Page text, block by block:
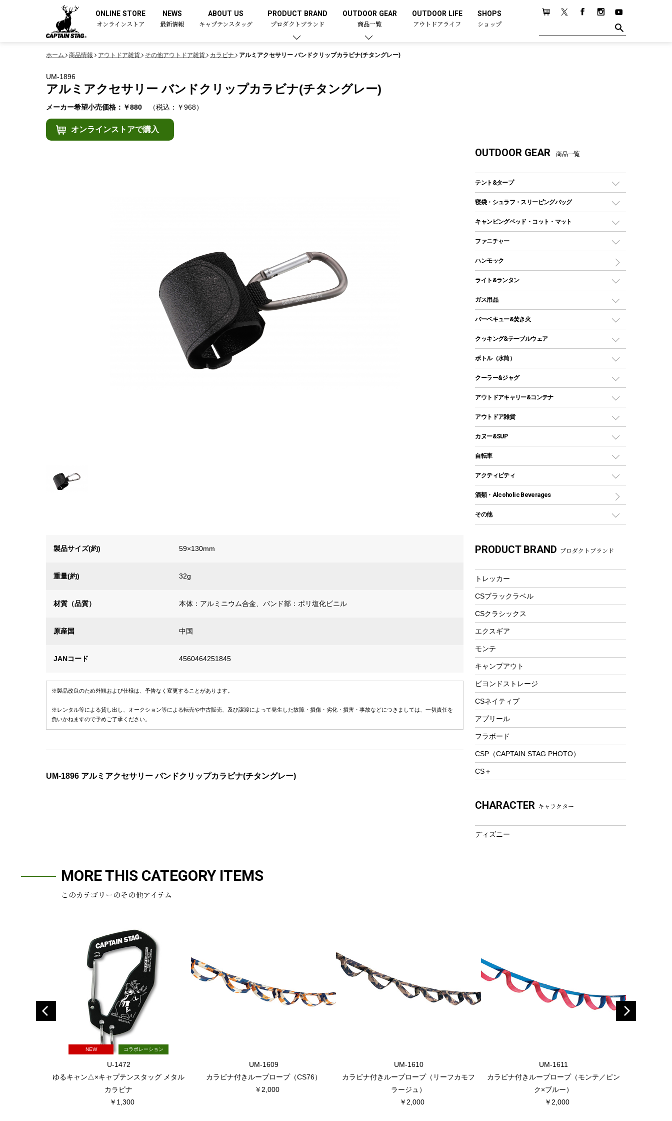
ONLINE STORE
オンラインストア
NEWS
最新情報
ABOUT US
キャプテンスタッグ
PRODUCT BRAND
プロダクトブランド
OUTDOOR GEAR
商品一覧
OUTDOOR LIFE
アウトドアライフ
SHOPS
ショップ
ホーム 商品情報 アウトドア雑貨 その他アウトドア雑貨 カラビナ アルミアクセサリー バンドクリップカラビナ(チタングレー)
UM-1896
アルミアクセサリー バンドクリップカラビナ(チタングレー)
メーカー希望小売価格：￥880 （税込：￥968）
オンラインストアで購入
製品サイズ(約) 59×130mm
重量(約) 32g
材質（品質） 本体：アルミニウム合金、バンド部：ポリ塩化ビニル
原産国 中国
JANコード 4560464251845
※製品改良のため外観および仕様は、予告なく変更することがあります。
※レンタル等による貸し出し、オークション等による転売や中古販売、及び譲渡によって発生した故障・損傷・劣化・損害・事故などにつきましては、一切責任を
負いかねますので予めご了承ください。
UM-1896 アルミアクセサリー バンドクリップカラビナ(チタングレー)
OUTDOOR GEAR 商品一覧
テント&タープ
テント
ツールームテント
ワンポールテント
シェルターテント
ロッジ型・オリジナルテント
タープ
スクエアタープ（レクタタープ）
メッシュタープ
自立式タープ
パラソル
テントアクセサリー
ペグ
グランドシート
ガイドロープ
ツール
寝袋・シュラフ・スリーピングバッグ
レクタングラー型（封筒型）シュラフ
インナーシュラフ
キャンピングベッド・コット・マット
キャンピングベッド・コット
インフレータブルマット
ファニチャー
アウトドアテーブル
レジャーシート
ハンモック
ライト&ランタン
LEDランタン
ガスランタン
オイルランタン
LEDライト
ヘッドライト
キャンドル
ガス用品
ガスバーナー
ガス缶
ガストーチ、ライター
バーベキュー&焚き火
バーベキューコンロ、グリル
焚き火台タイプ（ロースタイル）グリル
卓上タイプグリル
パーティータイプグリル
鉄板、アミ
焚き火台&ストーブ
火起こし
バーベキューツール
燃料・着火剤・炭
クッキング&テーブルウェア
ダッチオーブン
ホットサンドメーカー
クッカーセット
シェラカップ
クッキングツール
ナイフ
カトラリー
マグカップ、カップ
フードボトル
コーヒー&ミル
トレー
ランチョンマット
ランチボックス
ピクニックセット
ボトル（水筒）
ステンレスボトル
コップ付きタイプ
ワンタッチタイプ
プラスチックボトル
ディズニーボトル
クーラー&ジャグ
クーラーボックス
クーラーバッグ
ウォータージャグ
保冷剤
アウトドアキャリー&コンテナ
アウトドアキャリー
アウトドア雑貨
バックパック&バッグ
リュック、バックパック
トートバッグ、サコッシュ
ショッピングキャリー
その他アウトドア雑貨
レイン
ツール、他
カヌー&SUP
インフレータブル
カヤック
パドル
ヘルメット
アクセサリー
自転車
折りたたみ自転車
スポーツサイクル
シティサイクル
自転車用アクセサリー
自転車ウェア
アクティビティ
マリン
ラッシュガード
テント
フローティングベスト
ヘルメット
エアーポンプ
ウィンター
防寒ウェア
ツール&アクセサリー
トレッキング
トレッキングステッキ
トレッキングアクセサリー
プレイグッズ
ウェルネス
フィットネス
アクセサリー
酒類・Alcoholic Beverages
その他
湯たんぽ
PRODUCT BRAND プロダクトブランド
トレッカー
CSブラックラベル
CSクラシックス
エクスギア
モンテ
キャンプアウト
ビヨンドストレージ
CSネイティブ
アプリール
フラボード
CSP（CAPTAIN STAG PHOTO）
CS＋
CHARACTER キャラクター
ディズニー
MORE THIS CATEGORY ITEMS
このカテゴリーのその他アイテム
NEW コラボレーション
U-1472
ゆるキャン△×キャプテンスタッグ メタル
カラビナ
￥1,300
UM-1609
カラビナ付きループロープ（CS76）
￥2,000
UM-1610
カラビナ付きループロープ（リーフカモフ
ラージュ）
￥2,000
UM-1611
カラビナ付きループロープ（モンテ／ピン
ク×ブルー）
￥2,000